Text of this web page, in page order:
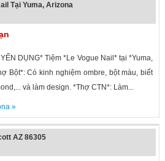
Tại Yuma, Arizona
DỤNG* Tiệm *Le Vogue Nail* tại *Yuma,
Bột*: Có kinh nghiệm ombre, bột màu, biết
và làm design. *Thợ CTN*: Làm...
»
AZ 86305